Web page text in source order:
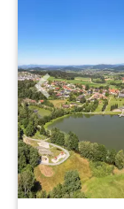
Previous